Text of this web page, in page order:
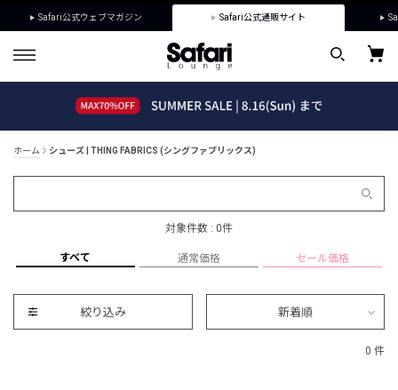
Safari公式ウェブマガジン Safari公式通販サイト
ホーム シューズ | THING FABRICS (シングファブリックス)
対象件数 : 0件
すべて 通常価格 セール価格
絞り込み 新着順
0 件